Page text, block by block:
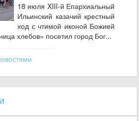
18 июля XIII-й Епархиальный
Ильинский казачий крестный
ход с чтимой иконой Божией
хлебов» посетил город Бог...